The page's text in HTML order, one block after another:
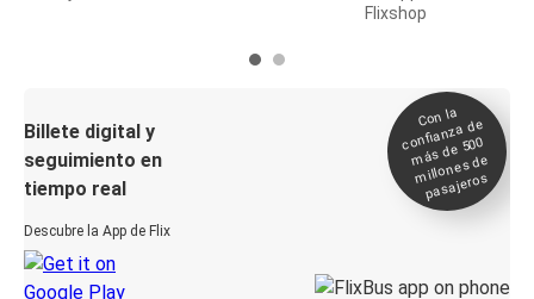
Flixshop
Billete digital y
seguimiento en
tiempo real
Descubre la App de Flix
Con la
confianza de
más de 500
millones de
pasajeros